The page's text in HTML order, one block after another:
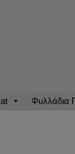
Φυλλάδια